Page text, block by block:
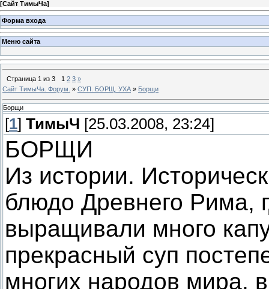
[Сайт ТимыЧа]
Форма входа
Меню сайта
Страница 1 из 3 1 2 3 »
Сайт ТимыЧа. Форум. » СУП. БОРЩ. УХА » Борщи
Борщи
[1] ТимыЧ [25.03.2008, 23:24]
БОРЩИ
Из истории.
блюдо Древнего Рима,
выращивали много
прекрасный суп
многих народов мира,